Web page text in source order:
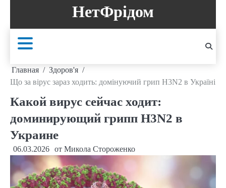
содержанию
НетФрідом
Главная
Здоров'я
Що за вірус зараз ходить: домінуючий грип H3N2 в Україні
Какой вирус сейчас ходит:
доминирующий грипп H3N2 в
Украине
06.03.2026 от Микола Стороженко